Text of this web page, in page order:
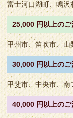
富士河口湖町、鳴
25,000 円以上のご
甲州市、笛吹市、
30,000 円以上のご
甲斐市、中央市、
40,000 円以上のご